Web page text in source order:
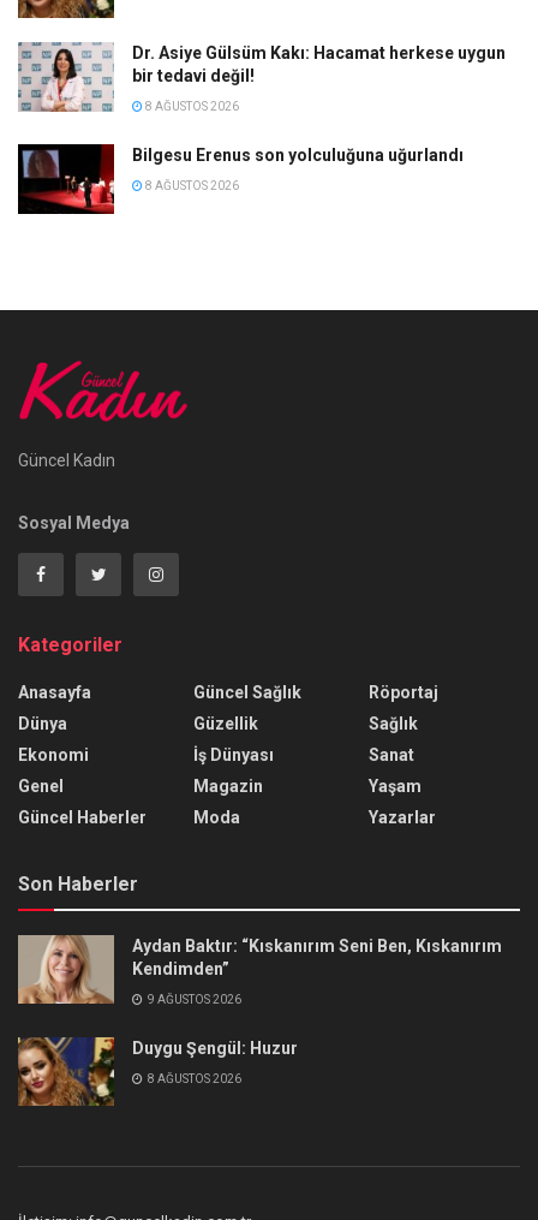
Dr. Asiye Gülsüm Kakı: Hacamat herkese uygun
bir tedavi değil!
8 AĞUSTOS 2026
Bilgesu Erenus son yolculuğuna uğurlandı
8 AĞUSTOS 2026
Güncel Kadın
Sosyal Medya
Kategoriler
Anasayfa
Dünya
Ekonomi
Genel
Güncel Haberler
Güncel Sağlık
Güzellik
İş Dünyası
Magazin
Moda
Röportaj
Sağlık
Sanat
Yaşam
Yazarlar
Son Haberler
Aydan Baktır: “Kıskanırım Seni Ben, Kıskanırım
Kendimden”
9 AĞUSTOS 2026
Duygu Şengül: Huzur
8 AĞUSTOS 2026